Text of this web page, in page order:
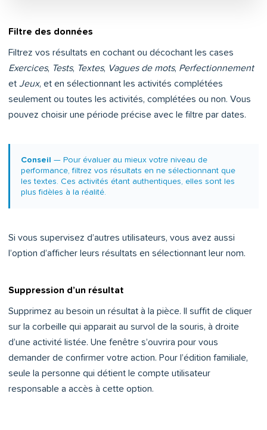
Filtre des données
Filtrez vos résultats en cochant ou décochant les cases
Exercices, Tests, Textes, Vagues de mots, Perfectionnement
et Jeux, et en sélectionnant les activités complétées
seulement ou toutes les activités, complétées ou non. Vous
pouvez choisir une période précise avec le filtre par dates.
Conseil — Pour évaluer au mieux votre niveau de
performance, filtrez vos résultats en ne sélectionnant que
les textes. Ces activités étant authentiques, elles sont les
plus fidèles à la réalité.
Si vous supervisez d’autres utilisateurs, vous avez aussi
l’option d’afficher leurs résultats en sélectionnant leur nom.
Suppression d’un résultat
Supprimez au besoin un résultat à la pièce. Il suffit de cliquer
sur la corbeille qui apparait au survol de la souris, à droite
d’une activité listée. Une fenêtre s’ouvrira pour vous
demander de confirmer votre action. Pour l’édition familiale,
seule la personne qui détient le compte utilisateur
responsable a accès à cette option.